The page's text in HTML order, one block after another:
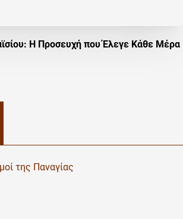
Η Προσευχή που Έλεγε Κάθε Μέρα